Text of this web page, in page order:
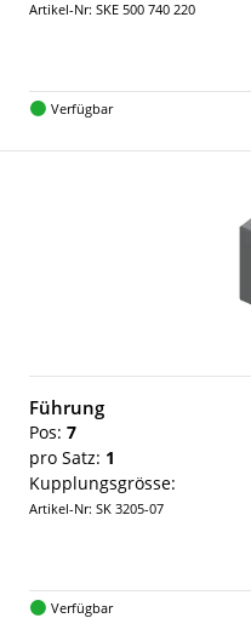
Artikel-Nr: SKE 500 740 220
Verfügbar
Führung
Pos: 7
pro Satz: 1
Kupplungsgrösse:
Artikel-Nr: SK 3205-07
Verfügbar